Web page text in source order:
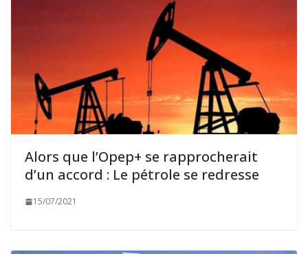
Alors que l’Opep+ se rapprocherait
d’un accord : Le pétrole se redresse
15/07/2021